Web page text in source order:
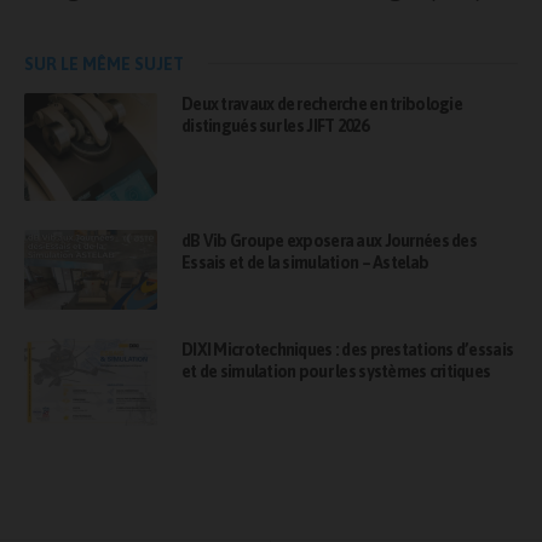
SUR LE MÊME SUJET
Deux travaux de recherche en tribologie
distingués sur les JIFT 2026
dB Vib Groupe exposera aux Journées des
Essais et de la simulation – Astelab
DIXI Microtechniques : des prestations d’essais
et de simulation pour les systèmes critiques